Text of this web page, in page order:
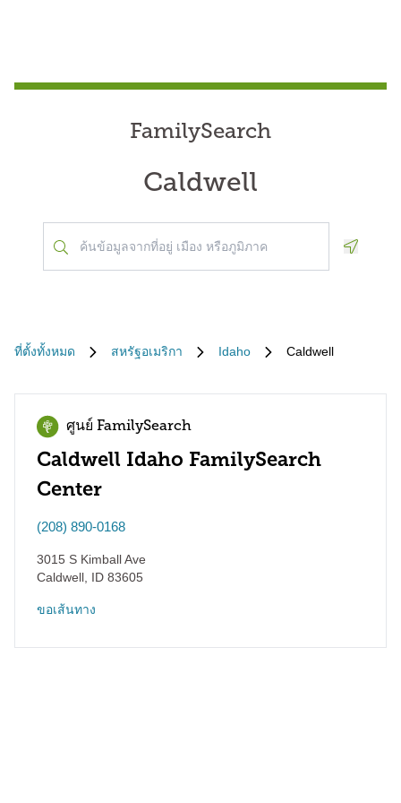
FamilySearch
Caldwell
ที่ตั้งทั้งหมด สหรัฐอเมริกา Idaho Caldwell
ศูนย์ FamilySearch
Caldwell Idaho FamilySearch
Center
(208) 890-0168
3015 S Kimball Ave
Caldwell ID 83605
ขอเส้นทาง